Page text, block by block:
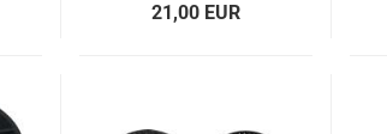
21,00 EUR